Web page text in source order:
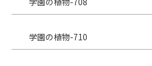
学園の植物-710